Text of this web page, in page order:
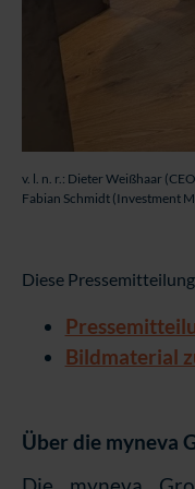
v. l. n. r.: Dieter Weißhaar
Fabian Schmidt (Investment
Diese
Bildmaterial
Über die myneva